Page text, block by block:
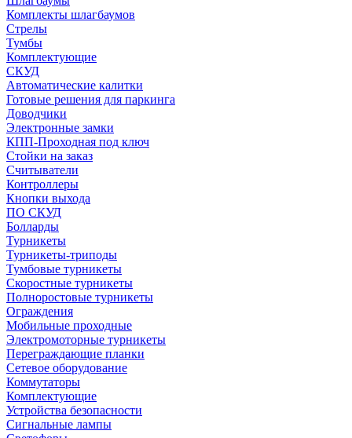
Комплекты шлагбаумов
Стрелы
Тумбы
Комплектующие
СКУД
Автоматические калитки
Готовые решения для паркинга
Доводчики
Электронные замки
КПП-Проходная под ключ
Стойки на заказ
Считыватели
Контроллеры
Кнопки выхода
ПО СКУД
Болларды
Турникеты
Турникеты-триподы
Тумбовые турникеты
Скоростные турникеты
Полноростовые турникеты
Ограждения
Мобильные проходные
Электромоторные турникеты
Переграждающие планки
Сетевое оборудование
Коммутаторы
Комплектующие
Устройства безопасности
Сигнальные лампы